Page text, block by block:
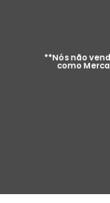
**Nós não
como